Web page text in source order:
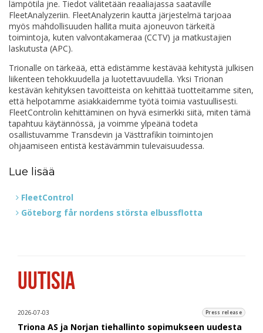
lämpötila jne. Tiedot välitetään reaaliajassa saataville
FleetAnalyzeriin. FleetAnalyzerin kautta järjestelmä tarjoaa
myös mahdollisuuden hallita muita ajoneuvon tärkeitä
toimintoja, kuten valvontakameraa (CCTV) ja matkustajien
laskutusta (APC).
Trionalle on tärkeää, että edistämme kestävää kehitystä julkisen
liikenteen tehokkuudella ja luotettavuudella. Yksi Trionan
kestävän kehityksen tavoitteista on kehittää tuotteitamme siten,
että helpotamme asiakkaidemme työtä toimia vastuullisesti.
FleetControlin kehittäminen on hyvä esimerkki siitä, miten tämä
tapahtuu käytännössä, ja voimme ylpeänä todeta
osallistuvamme Transdevin ja Västtrafikin toimintojen
ohjaamiseen entistä kestävämmin tulevaisuudessa.
Lue lisää
FleetControl
Göteborg får nordens största elbussflotta
UUTISIA
2026-07-03 Press release
Triona AS ja Norjan tiehallinto sopimukseen uudesta